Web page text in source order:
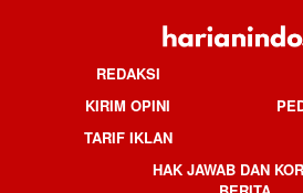
REDAKSI
KIRIM OPINI
TARIF IKLAN
HAK JAWAB DAN